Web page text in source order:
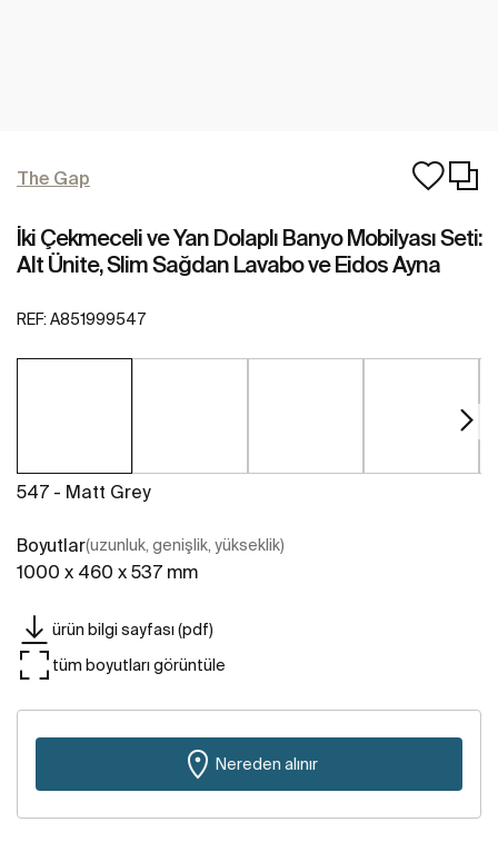
The Gap
İki Çekmeceli ve Yan Dolaplı Banyo Mobilyası Seti:
Alt Ünite, Slim Sağdan Lavabo ve Eidos Ayna
REF: A851999547
547 - Matt Grey
Boyutlar(uzunluk, genişlik, yükseklik)
1000 x 460 x 537 mm
ürün bilgi sayfası (pdf)
tüm boyutları görüntüle
Nereden alınır